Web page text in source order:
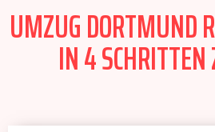
UMZUG DORTMUND
IN 4